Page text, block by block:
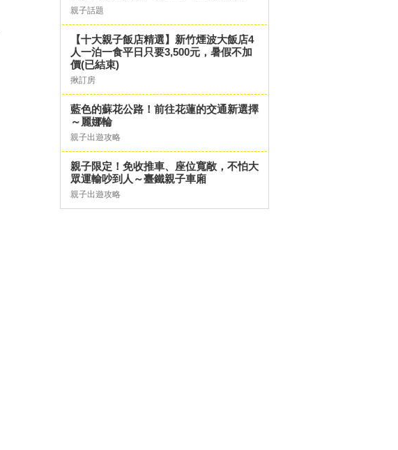
親子話題
【十大親子飯店精選】新竹煙波大飯店4
人一泊一食平日只要3,500元，暑假不加
價(已結束)
揪訂房
藍色的蘇花公路！前往花蓮的交通新選擇
～麗娜輪
親子出遊攻略
親子限定！免收推車、座位寬敞，不怕大
眾運輸吵到人～臺鐵親子車廂
親子出遊攻略